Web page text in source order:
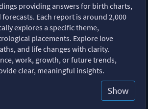
providing answers for birth charts,
Each report is around 2,000
explores a specific theme,
placements. Explore love
and life changes with clarity.
work, growth, or future trends,
clear, meaningful insights.
Show